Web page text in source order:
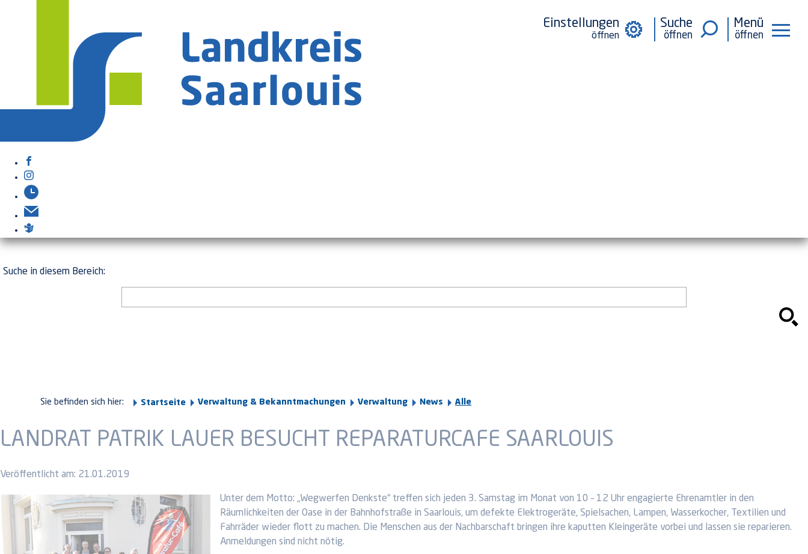
Einstellungen Suche Menü
Suche in diesem Bereich:
Sie befinden sich hier: Startseite Verwaltung & Bekanntmachungen Verwaltung News Alle
LANDRAT PATRIK LAUER BESUCHT REPARATURCAFE SAARLOUIS
Veröffentlicht am: 21.01.2019
Unter dem Motto: „Wegwerfen Denkste“ treffen sich jeden 3. Samstag im Monat von 10 – 12 Uhr engagierte Ehrenamtler in den
Räumlichkeiten der Oase in der Bahnhofstraße in Saarlouis, um defekte Elektrogeräte, Spielsachen, Lampen, Wasserkocher, Textilien und
Fahrräder wieder flott zu machen. Die Menschen aus der Nachbarschaft bringen ihre kaputten Kleingeräte vorbei und lassen sie reparieren.
Anmeldungen sind nicht nötig.